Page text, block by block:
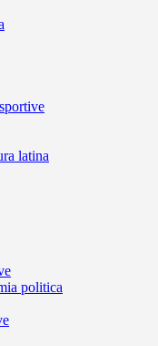
latina
politica